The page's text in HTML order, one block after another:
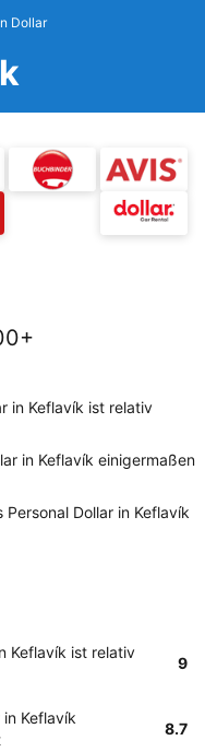
Dollar
in Keflavík ist relativ
in Keflavík einigermaßen
Dollar in Keflavík
Keflavík ist relativ
9
Keflavík
8.7